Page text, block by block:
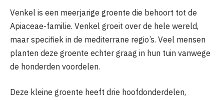
Venkel is een meerjarige groente die behoort tot de
Apiaceae-familie. Venkel groeit over de hele wereld,
maar specifiek in de mediterrane regio’s. Veel mensen
planten deze groente echter graag in hun tuin vanwege
de honderden voordelen.
Deze kleine groente heeft drie hoofdonderdelen,